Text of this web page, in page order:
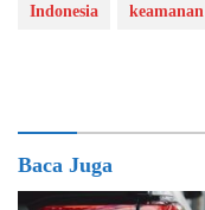
Indonesia keamanan
Baca Juga